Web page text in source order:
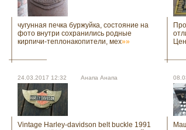
чугунная печка буржуйка, состояние на
фото внутри сохранились родные
кирпичи-теплонакопители, мех»»
24.03.2017 12:32 Анапа Анапа
Vintage Harley-davidson belt buckle 1991